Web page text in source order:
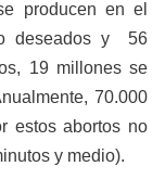
producen en el
deseados y 56
19 millones se
70.000
estos abortos no
y medio).